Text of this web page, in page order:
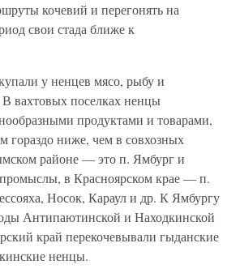
кочевий и перегонять на
свои стада ближе к
у ненцев мясо, рыбу и
вахтовых поселках ненцы
продуктами и товарами,
гораздо ниже, чем в совхозных
районе — это п. Ямбург и
в Красноярском крае — п.
Носок, Караул и др. К Ямбургу
Антипаютинской и Находкинской
край перекочевывали гыданские
ненцы.